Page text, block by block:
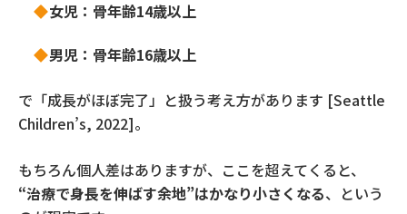
女児：骨年齢14歳以上
男児：骨年齢16歳以上
で「成長がほぼ完了」と扱う考え方があります [Seattle
Children’s, 2022]。
もちろん個人差はありますが、ここを超えてくると、
“治療で身長を伸ばす余地”はかなり小さくなる、という